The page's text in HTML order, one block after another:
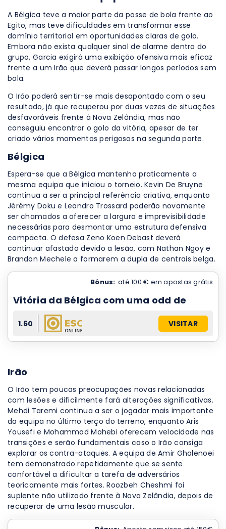
A Bélgica teve a maior parte da posse de bola frente ao
Egito, mas teve dificuldades em transformar esse
domínio territorial em oportunidades claras de golo.
Embora não exista qualquer sinal de alarme dentro do
grupo, Garcia exigirá uma exibição ofensiva mais eficaz
frente a um Irão que deverá passar longos períodos sem
bola.
O Irão poderá sentir-se mais desapontado com o seu
resultado, já que recuperou por duas vezes de situações
desfavoráveis frente à Nova Zelândia, mas não
conseguiu encontrar o golo da vitória, apesar de ter
criado vários momentos perigosos na segunda parte.
Bélgica
Espera-se que a Bélgica mantenha praticamente a
mesma equipa que iniciou o torneio. Kevin De Bruyne
continua a ser a principal referência criativa, enquanto
Jérémy Doku e Leandro Trossard poderão novamente
ser chamados a oferecer a largura e imprevisibilidade
necessárias para desmontar uma estrutura defensiva
compacta. O defesa Zeno Koen Debast deverá
continuar afastado devido a lesão, com Nathan Ngoy e
Brandon Mechele a formarem a dupla de centrais belga.
Bônus: até 100 € em apostas grátis
Vitória da Bélgica com uma odd de
1.60 VISITAR
Irão
O Irão tem poucas preocupações novas relacionadas
com lesões e dificilmente fará alterações significativas.
Mehdi Taremi continua a ser o jogador mais importante
da equipa no último terço do terreno, enquanto Aris
Yousefi e Mohammad Mohebi oferecem velocidade nas
transições e serão fundamentais caso o Irão consiga
explorar os contra-ataques. A equipa de Amir Ghalenoei
tem demonstrado repetidamente que se sente
confortável a dificultar a tarefa de adversários
teoricamente mais fortes. Roozbeh Cheshmi foi
suplente não utilizado frente à Nova Zelândia, depois de
recuperar de uma lesão muscular.